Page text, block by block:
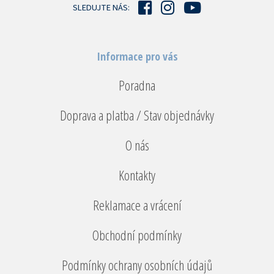
SLEDUJTE NÁS:
Informace pro vás
Poradna
Doprava a platba / Stav objednávky
O nás
Kontakty
Reklamace a vrácení
Obchodní podmínky
Podmínky ochrany osobních údajů